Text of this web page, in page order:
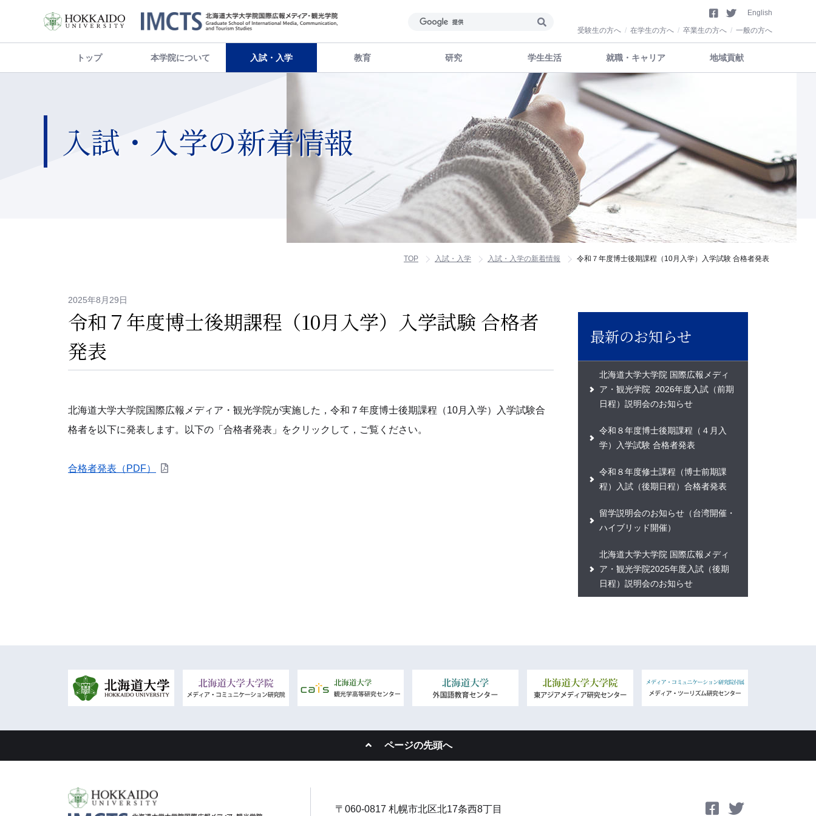
English
受験生の方へ 在学生の方へ 卒業生の方へ 一般の方へ
トップ 本学院について 入試・入学 教育 研究 学生生活 就職・キャリア 地域貢献
入試・入学の新着情報
TOP 入試・入学 入試・入学の新着情報 令和７年度博士後期課程（10月入学）入学試験 合格者発表
2025年8月29日
令和７年度博士後期課程（10月入学）入学試験 合格者
発表
北海道大学大学院国際広報メディア・観光学院が実施した，令和７年度博士後期課程（10月入学）入学試験合
格者を以下に発表します。以下の「合格者発表」をクリックして，ご覧ください。
合格者発表（PDF）
最新のお知らせ
北海道大学大学院 国際広報メディ
ア・観光学院 2026年度入試（前期
日程）説明会のお知らせ
令和８年度博士後期課程（４月入
学）入学試験 合格者発表
令和８年度修士課程（博士前期課
程）入試（後期日程）合格者発表
留学説明会のお知らせ（台湾開催・
ハイブリッド開催）
北海道大学大学院 国際広報メディ
ア・観光学院2025年度入試（後期
日程）説明会のお知らせ
ページの先頭へ
〒060-0817 札幌市北区北17条西8丁目